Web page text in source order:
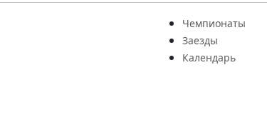
Чемпионаты
Заезды
Календарь